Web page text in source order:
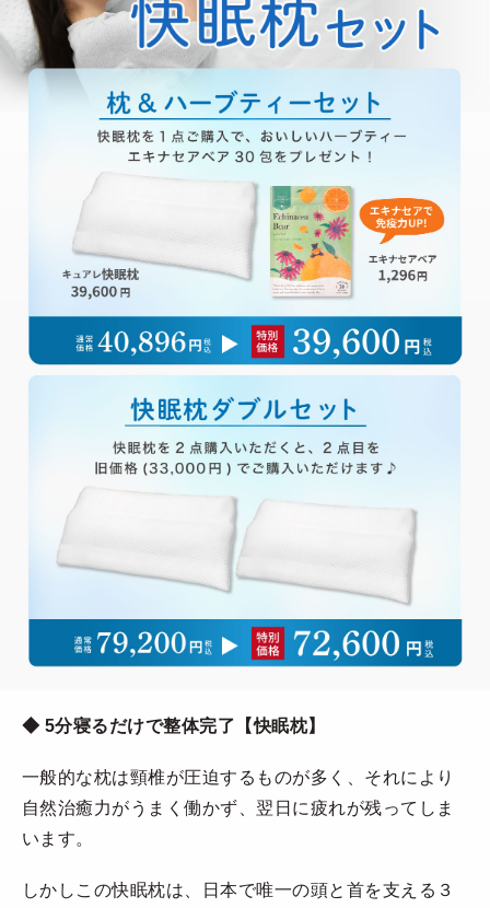
◆ 5分寝るだけで整体完了【快眠枕】
一般的な枕は頸椎が圧迫するものが多く、それにより
自然治癒力がうまく働かず、翌日に疲れが残ってしま
います。
しかしこの快眠枕は、日本で唯一の頭と首を支える３